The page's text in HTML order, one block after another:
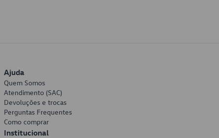
Ajuda
Quem Somos
Atendimento (SAC)
Devoluções e trocas
Perguntas Frequentes
Como comprar
Institucional